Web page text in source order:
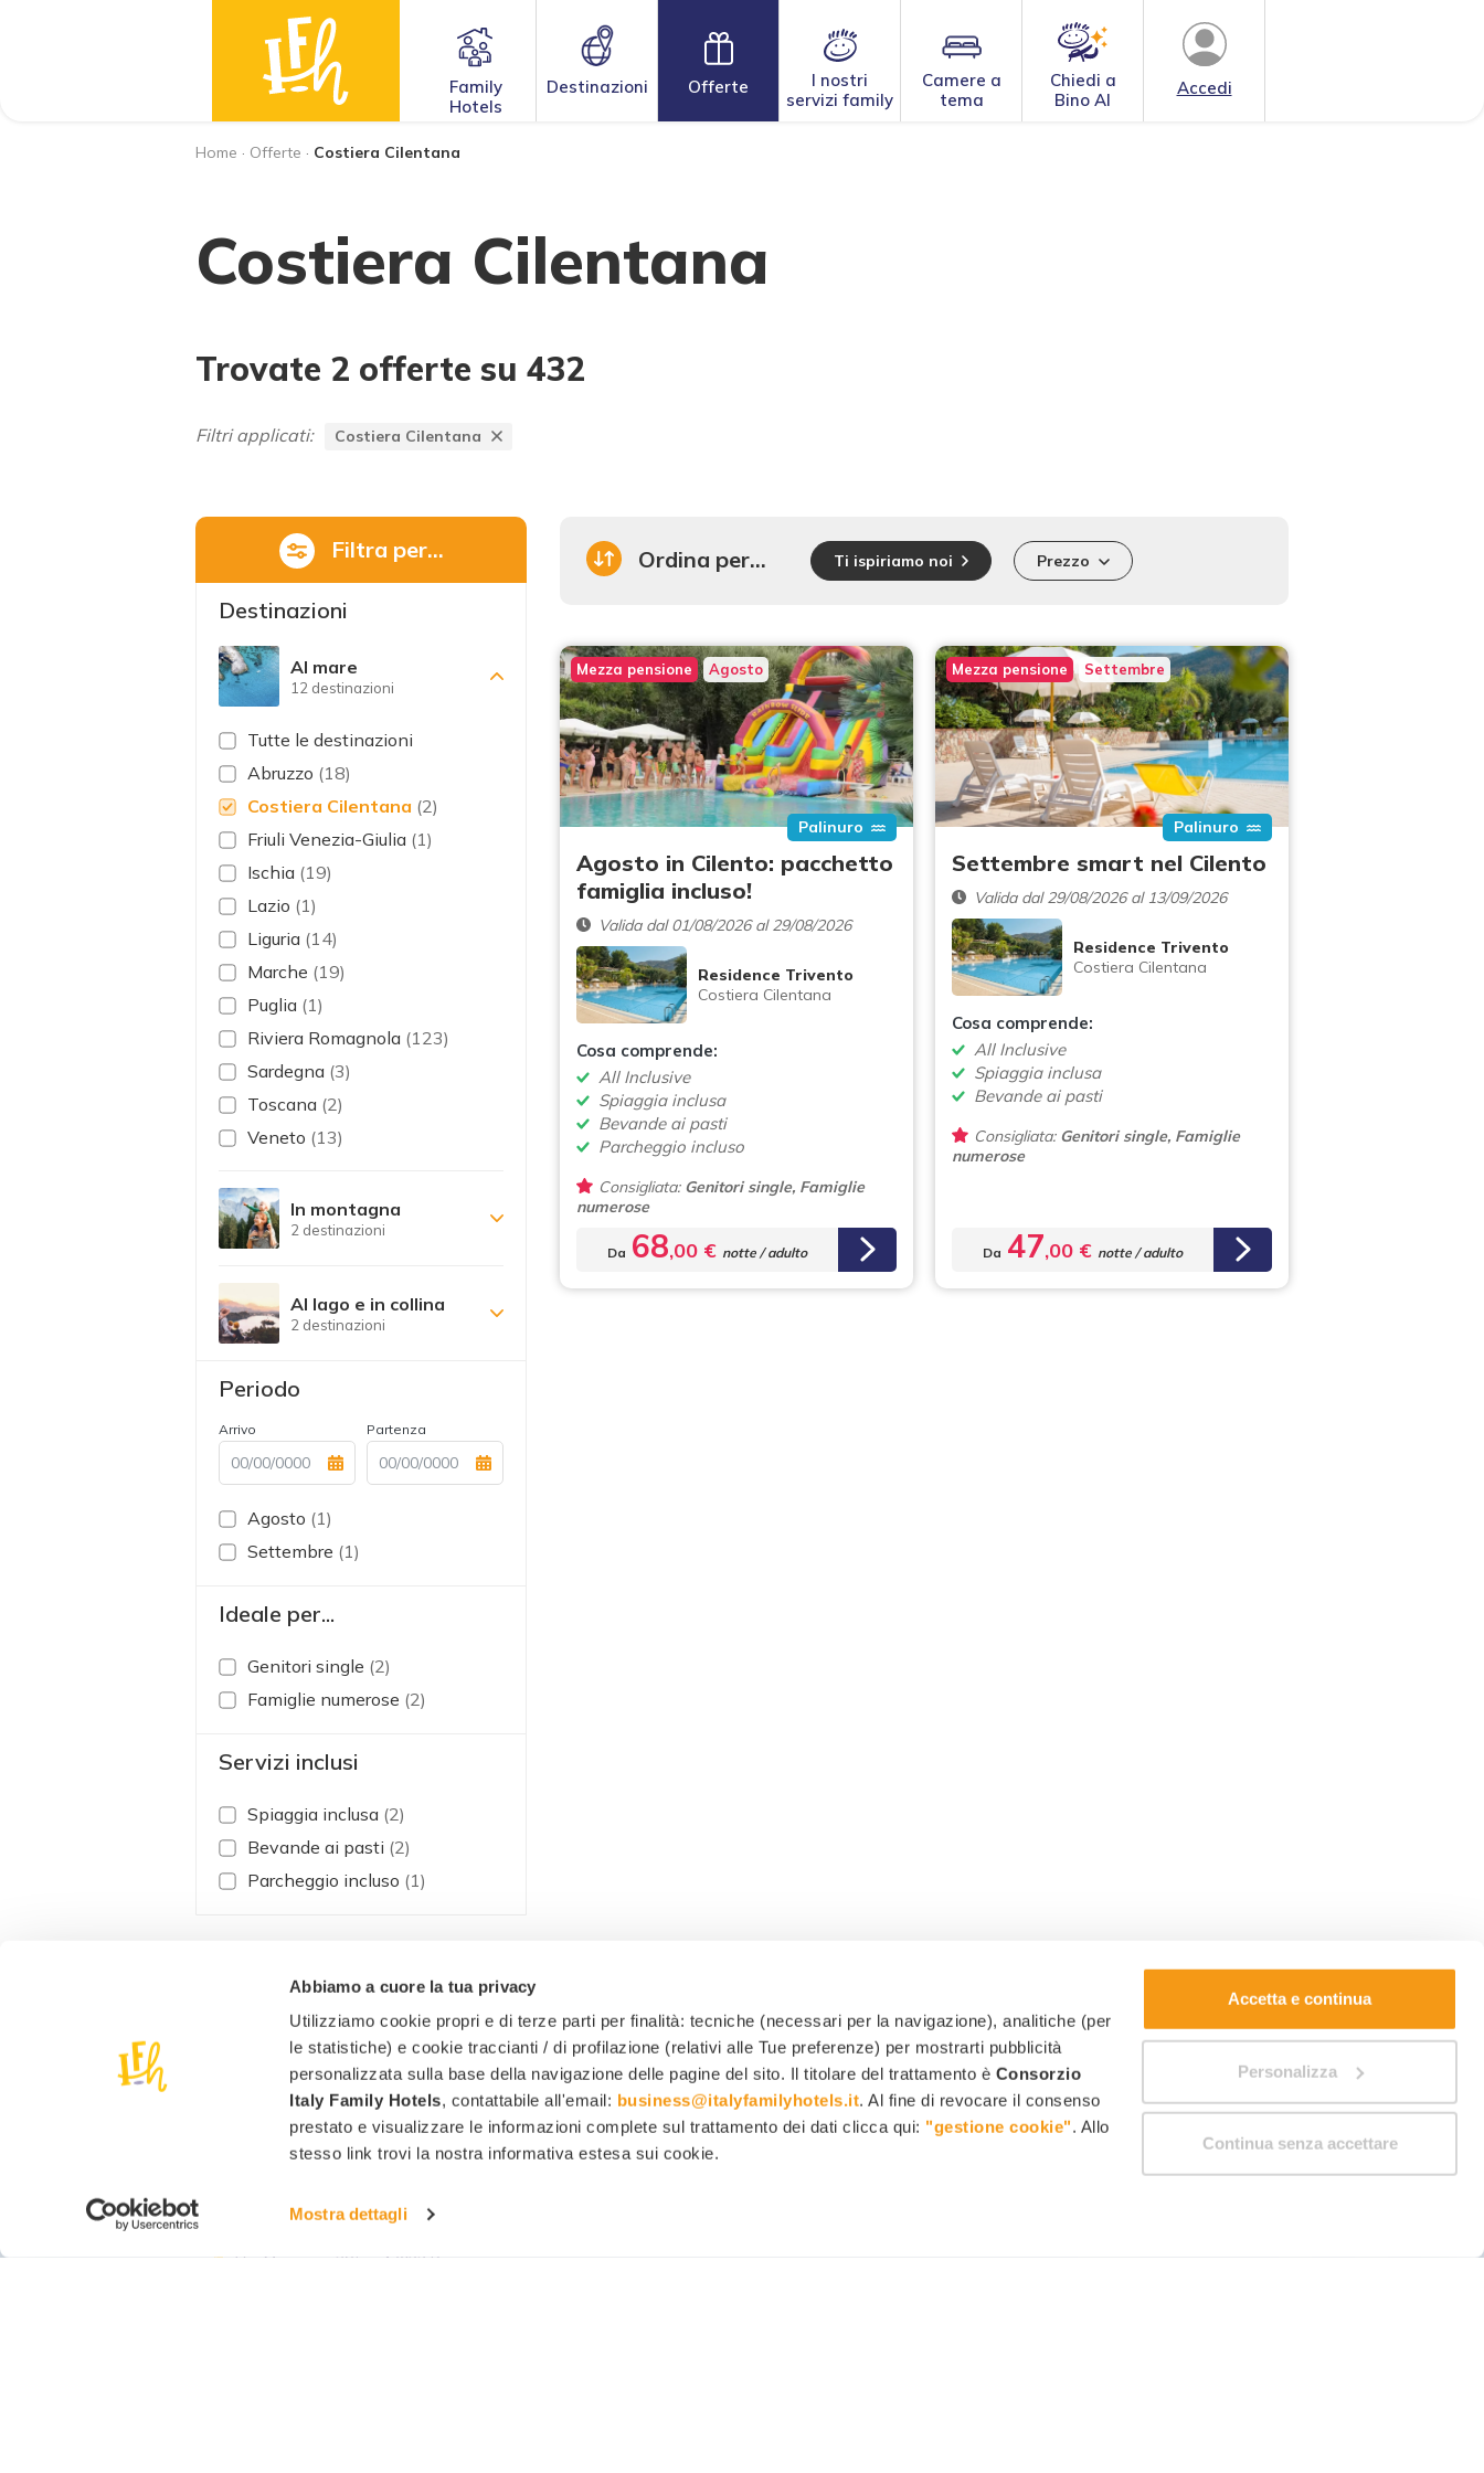
Abbiamo a cuore la tua privacy
Utilizziamo cookie propri e di terze parti per finalità: tecniche (necessari per la navigazione), analitiche (per
le statistiche) e cookie traccianti / di profilazione (relativi alle Tue preferenze) per mostrarti pubblicità
personalizzata sulla base della navigazione delle pagine del sito. Il titolare del trattamento è Consorzio
Italy Family Hotels, contattabile all'email: business@italyfamilyhotels.it. Al fine di revocare il consenso
prestato e visualizzare le informazioni complete sul trattamento dei dati clicca qui: "gestione cookie". Allo
stesso link trovi la nostra informativa estesa sui cookie.
Mostra dettagli
Accetta e continua
Personalizza
Continua senza accettare
Accedi
Family
Hotels
Destinazioni Offerte
I nostri
servizi family
Camere a
tema
Chiedi a
Bino AI
Home · Offerte · Costiera Cilentana
Costiera Cilentana
Trovate 2 offerte su 432
Filtri applicati: Costiera Cilentana
Filtra per...
Destinazioni
Al mare
12 destinazioni
Tutte le destinazioni
Abruzzo (18)
Costiera Cilentana (2)
Friuli Venezia-Giulia (1)
Ischia (19)
Lazio (1)
Liguria (14)
Marche (19)
Puglia (1)
Riviera Romagnola (123)
Sardegna (3)
Toscana (2)
Veneto (13)
In montagna
2 destinazioni
Al lago e in collina
2 destinazioni
Periodo
Arrivo Partenza
Agosto (1)
Settembre (1)
Ideale per...
Genitori single (2)
Famiglie numerose (2)
Servizi inclusi
Spiaggia inclusa (2)
Bevande ai pasti (2)
Parcheggio incluso (1)
Ordina per... Ti ispiriamo noi Prezzo
Mezza pensione Agosto
Palinuro
Agosto in Cilento: pacchetto
famiglia incluso!
Valida dal 01/08/2026 al 29/08/2026
Residence Trivento
Costiera Cilentana
Cosa comprende:
All Inclusive
Spiaggia inclusa
Bevande ai pasti
Parcheggio incluso
Consigliata:Genitori single, Famiglie
numerose
Da 68,00 € notte / adulto
Mezza pensione Settembre
Palinuro
Settembre smart nel Cilento
Valida dal 29/08/2026 al 13/09/2026
Residence Trivento
Costiera Cilentana
Cosa comprende:
All Inclusive
Spiaggia inclusa
Bevande ai pasti
Consigliata:Genitori single, Famiglie
numerose
Da 47,00 € notte / adulto
CONSORZIO ITALY FAMILY HOTELS
Via Macanno 38/q - 47923 Rimini